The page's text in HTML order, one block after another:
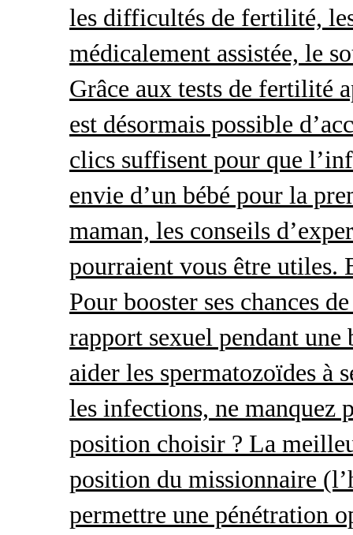
les difficultés de fertilité,
médicalement assistée, le
Grâce aux tests de fertilité
est désormais possible
clics suffisent pour que
envie d’un bébé pour la
maman, les conseils
pourraient vous être utiles.
Pour booster ses chances
rapport sexuel pendant
aider les spermatozoïdes à
les infections, ne manquez
position choisir ? La
position du missionnaire
permettre une pénétration